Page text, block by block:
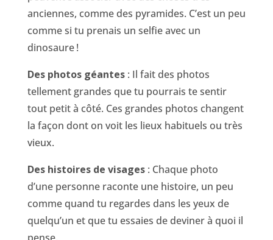
anciennes, comme des pyramides. C’est un peu
comme si tu prenais un selfie avec un
dinosaure !
Des photos géantes: Il fait des photos
tellement grandes que tu pourrais te sentir
tout petit à côté. Ces grandes photos changent
la façon dont on voit les lieux habituels ou très
vieux.
Des histoires de visages: Chaque photo
d’une personne raconte une histoire, un peu
comme quand tu regardes dans les yeux de
quelqu’un et que tu essaies de deviner à quoi il